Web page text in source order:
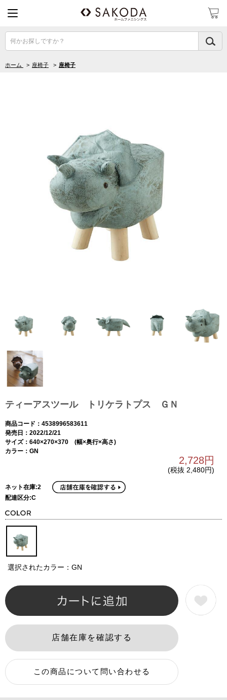
何かお探しですか？
ホーム > 座椅子 > 座椅子
ティーアスツール トリケラトプス ＧＮ
商品コード：4538996583611
発売日：2022/12/21
サイズ：640×270×370 (幅×奥行×高さ)
カラー：GN
2,728円
(税抜 2,480円)
ネット在庫:2
配達区分:C
選択されたカラー：GN